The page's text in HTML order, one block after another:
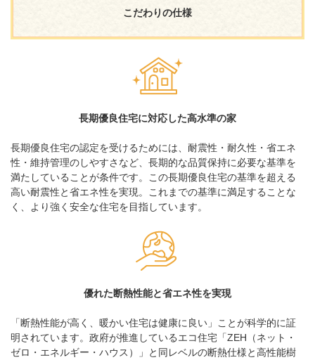
こだわりの仕様
長期優良住宅に対応した高水準の家
長期優良住宅の認定を受けるためには、耐震性・耐久性・省エネ
性・維持管理のしやすさなど、長期的な品質保持に必要な基準を
満たしていることが条件です。この長期優良住宅の基準を超える
高い耐震性と省エネ性を実現。これまでの基準に満足することな
く、より強く安全な住宅を目指しています。
優れた断熱性能と省エネ性を実現
「断熱性能が高く、暖かい住宅は健康に良い」ことが科学的に証
明されています。政府が推進しているエコ住宅「ZEH（ネット・
ゼロ・エネルギー・ハウス）」と同レベルの断熱仕様と高性能樹